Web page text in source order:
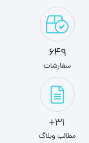
649
سفارشات
31+
مطالب وبلاگ